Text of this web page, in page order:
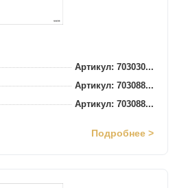
Артикул: 703030...
Артикул: 703088...
Артикул: 703088...
Подробнее >